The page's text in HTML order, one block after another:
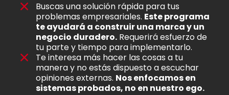
Buscas una solución rápida para tus
problemas empresariales. Este programa
te ayudará a construir una marca y un
negocio duradero. Requerirá esfuerzo de
tu parte y tiempo para implementarlo.
Te interesa más hacer las cosas a tu
manera y no estás dispuesto a escuchar
opiniones externas. Nos enfocamos en
sistemas probados, no en nuestro ego.